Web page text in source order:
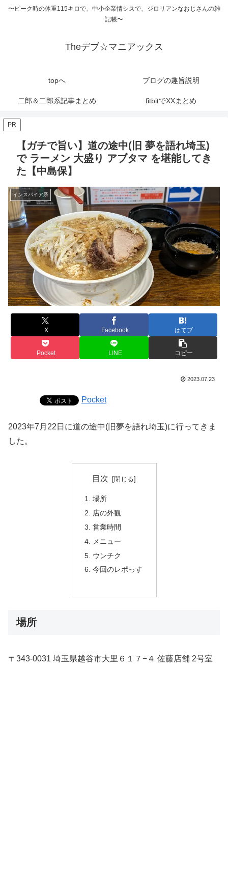
〜ピーク時の体重115キロで、中小企業情シスで、ジロリアンなおじさんの雑
記帳〜
Theデブ☆マニアックス
topへ ブログの趣旨説明
二郎＆二郎系記事まとめ fitbitでXXまとめ
PR
【ガチで旨い】道の途中(旧 夢を語れ埼玉)
で ラーメン 大盛り アブタマ を堪能してき
た【中島保】
インスパイア系
X Facebook はてブ
Pocket LINE コピー
2023.07.23
Pocket
2023年7月22日に道の途中(旧夢を語れ埼玉)に行ってきま
した。
目次
場所
店の外観
営業時間
メニュー
ウンチク
今回のレポっす
場所
〒343-0031 埼玉県越谷市大里６１７−４ 佐藤店舗 2号室